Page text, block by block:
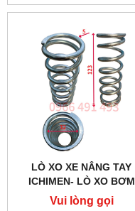
LÒ XO XE NÂNG TAY
ICHIMEN- LÒ XO BƠM
Vui lòng gọi